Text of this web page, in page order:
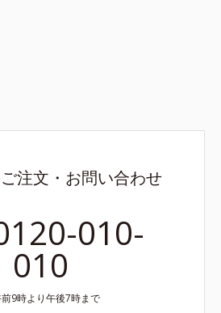
注文・お問い合わせ
010-
010
9時より午後7時まで